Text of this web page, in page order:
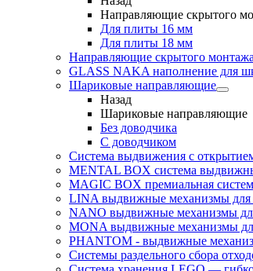
Направляющие скрытого
Для плиты 16 мм
Для плиты 18 мм
Направляющие скрытого
GLASS NAKA наполнение для
Шариковые направляющие
Назад
Шариковые направляющие
Без доводчика
С доводчиком
Система выдвижения с
MENTAL BOX система
MAGIC BOX премиальная
LINA выдвижные механизмы для
NANO выдвижные механизмы
MONA выдвижные механизмы
PHANTOM - выдвижные
Системы раздельного сбора